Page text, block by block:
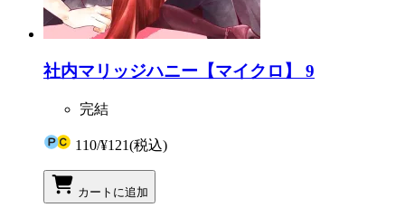
社内マリッジハニー【マイクロ】 9
完結
110/¥121(税込)
カートに追加